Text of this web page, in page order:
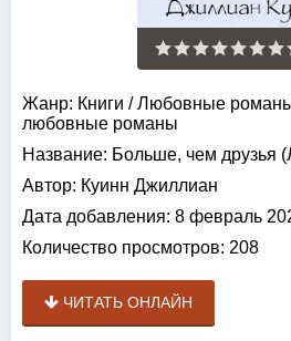
Жанр: Книги /Любовные
любовные романы
Название: Больше, чем друзья
Автор: Куинн Джиллиан
Дата добавления: 8 февраль
Количество просмотров: 208
ЧИТАТЬ ОНЛАЙН